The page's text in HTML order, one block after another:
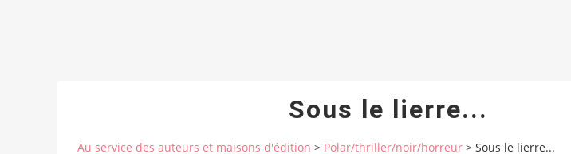
Sous le lierre...
Au service des auteurs et maisons d'édition > Polar/thriller/noir/horreur > Sous le lierre...